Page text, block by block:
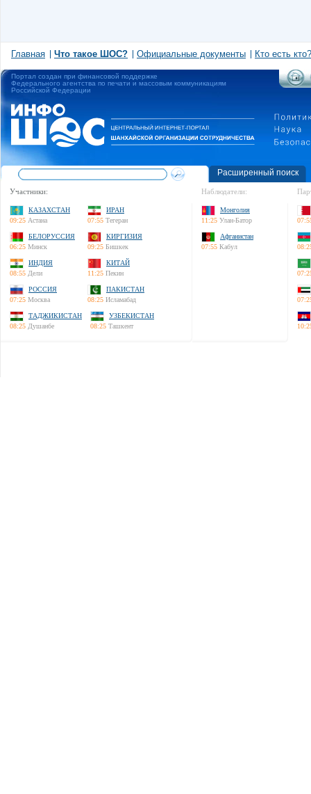
Главная Что такое ШОС? Официальные документы Кто есть кто?
Портал создан при финансовой поддержке
Федерального агентства по печати и массовым коммуникациям
Российской Федерации
Расширенный поиск
Участники:
КАЗАХСТАН
09:25 Астана
ИРАН
07:55 Тегеран
БЕЛОРУССИЯ
06:25 Минск
КИРГИЗИЯ
09:25 Бишкек
ИНДИЯ
08:55 Дели
КИТАЙ
11:25 Пекин
РОССИЯ
07:25 Москва
ПАКИСТАН
08:25 Исламабад
ТАДЖИКИСТАН
08:25 Душанбе
УЗБЕКИСТАН
08:25 Ташкент
Наблюдатели:
Монголия
11:25 Улан-Батор
Афганистан
07:55 Кабул